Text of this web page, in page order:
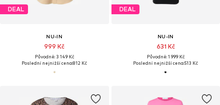
DEAL
NU-IN
999 Kč
Původně: 3 149 Kč
Poslední nejnižší cena:812 Kč
DEAL
NU-IN
631 Kč
Původně: 1 999 Kč
Poslední nejnižší cena:513 Kč